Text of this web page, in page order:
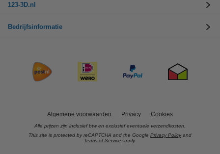
123-3D.nl
Bedrijfsinformatie
Algemene voorwaarden Privacy Cookies
Alle prijzen zijn inclusief btw en exclusief eventuele verzendkosten.
This site is protected by reCAPTCHA and the Google Privacy Policy and
Terms of Service apply.